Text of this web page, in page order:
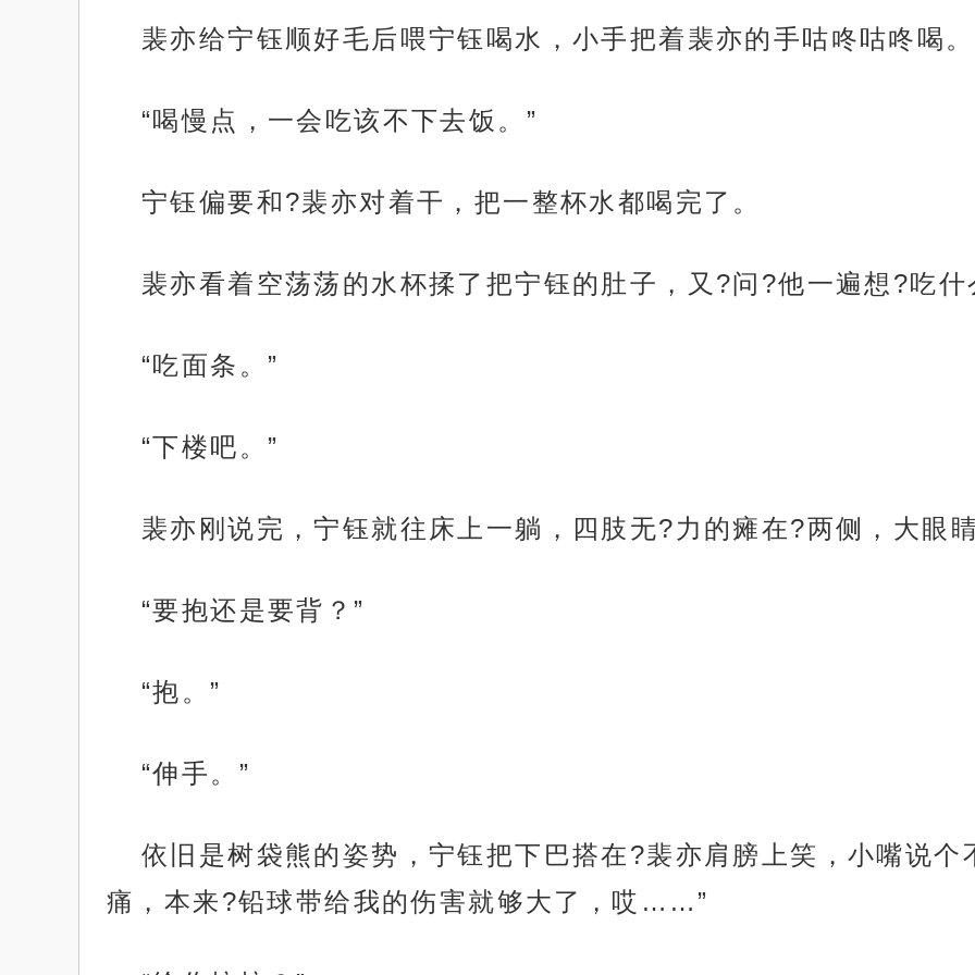
裴亦给宁钰顺好毛后喂宁钰喝水，小手把着裴亦的手咕咚咕咚喝。
“喝慢点，一会吃该不下去饭。”
宁钰偏要和?裴亦对着干，把一整杯水都喝完了。
裴亦看着空荡荡的水杯揉了把宁钰的肚子，又?问?他一遍想?吃什
“吃面条。”
“下楼吧。”
裴亦刚说完，宁钰就往床上一躺，四肢无?力的瘫在?两侧，大眼
“要抱还是要背？”
“抱。”
“伸手。”
依旧是树袋熊的姿势，宁钰把下巴搭在?裴亦肩膀上笑，小嘴说个
痛，本来?铅球带给我的伤害就够大了，哎……”